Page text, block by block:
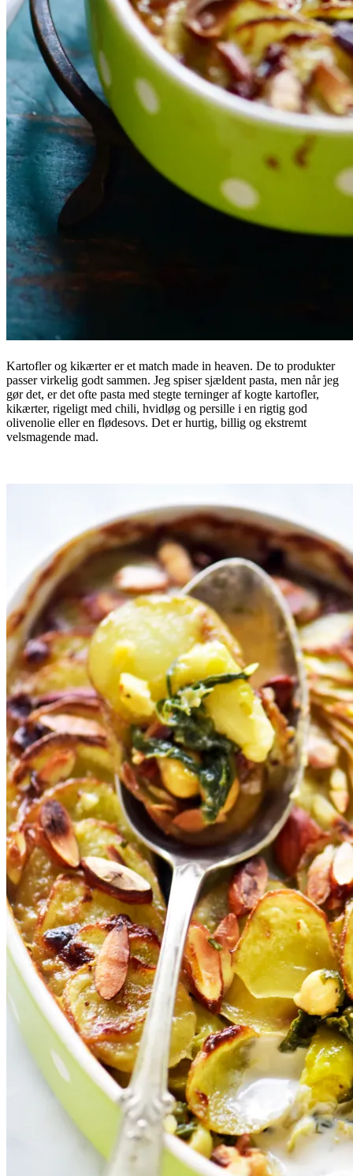
Kartofler og kikærter er et match made in heaven. De to produkter
passer virkelig godt sammen. Jeg spiser sjældent pasta, men når jeg
gør det, er det ofte pasta med stegte terninger af kogte kartofler,
kikærter, rigeligt med chili, hvidløg og persille i en rigtig god
olivenolie eller en flødesovs. Det er hurtig, billig og ekstremt
velsmagende mad.